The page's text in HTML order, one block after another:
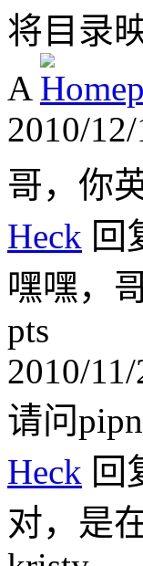
将目录
A
2010/
哥，你
Heck 回
嘿嘿，
pts
2010/
请问
Heck 回
对，是